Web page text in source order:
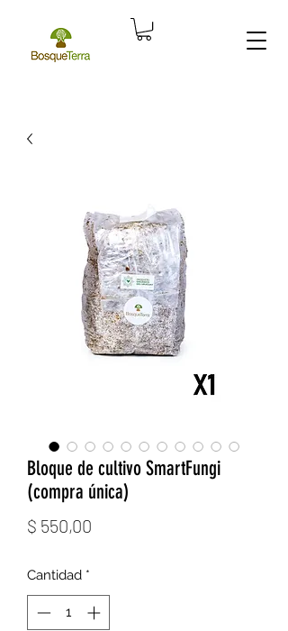
Bloque de cultivo SmartFungi
(compra única)
$ 550,00
Cantidad *